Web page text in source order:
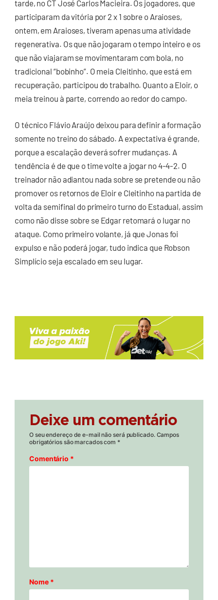
tarde, no CT José Carlos Macieira. Os jogadores, que
participaram da vitória por 2 x 1 sobre o Araioses,
ontem, em Araioses, tiveram apenas uma atividade
regenerativa. Os que não jogaram o tempo inteiro e os
que não viajaram se movimentaram com bola, no
tradicional “bobinho”. O meia Cleitinho, que está em
recuperação, participou do trabalho. Quanto a Eloir, o
meia treinou à parte, correndo ao redor do campo.
O técnico Flávio Araújo deixou para definir a formação
somente no treino do sábado. A expectativa é grande,
porque a escalação deverá sofrer mudanças. A
tendência é de que o time volte a jogar no 4-4-2. O
treinador não adiantou nada sobre se pretende ou não
promover os retornos de Eloir e Cleitinho na partida de
volta da semifinal do primeiro turno do Estadual, assim
como não disse sobre se Edgar retomará o lugar no
ataque. Como primeiro volante, já que Jonas foi
expulso e não poderá jogar, tudo indica que Robson
Simplício seja escalado em seu lugar.
Deixe um comentário
O seu endereço de e-mail não será publicado. Campos
obrigatórios são marcados com *
Comentário *
Nome *